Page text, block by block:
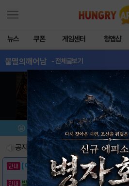
뉴스 쿠폰 게임센터 헝앱샵
불멸의깨어남 - 전체글보기
메뉴 이벤트/미션
공지사항
[이벤트] 웃음으로 매일매일 해피! 유머 게
밥알이의 헝앱통신 ⑲ “밥알이, 드디어 멀티